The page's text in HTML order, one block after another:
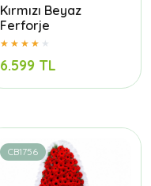
Kırmızı Beyaz
Ferforje
6.599 TL
CB1756